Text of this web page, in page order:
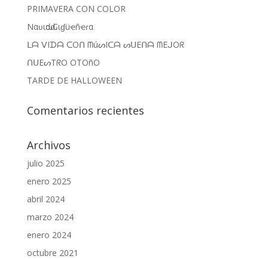
PRIMAVERA CON COLOR
Nαʋιԃαԃ Cιɠüҽñҽɾα
ᒪᗩ ᐯIᗪᗩ ᑕOᑎ ᗰúᔕIᑕᗩ ᔕᑌEᑎᗩ ᗰEᒍOᖇ
ᑎᑌEᔕTᖇO OTOñO
TARDE DE HALLOWEEN
Comentarios recientes
Archivos
julio 2025
enero 2025
abril 2024
marzo 2024
enero 2024
octubre 2021